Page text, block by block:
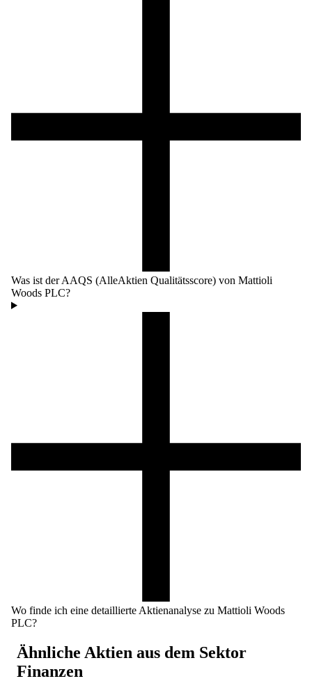
Was ist der AAQS (AlleAktien Qualitätsscore) von Mattioli
Woods PLC?
Wo finde ich eine detaillierte Aktienanalyse zu Mattioli Woods
PLC?
Ähnliche Aktien aus dem Sektor
Finanzen